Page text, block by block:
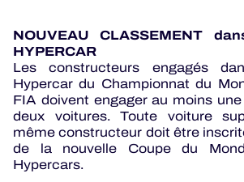
NOUVEAU CLASSEMENT
HYPERCAR
Les constructeurs engagés
Hypercar du Championnat du
FIA doivent engager au moins
deux voitures. Toute voiture
même constructeur doit être
de la nouvelle Coupe du
Hypercars.